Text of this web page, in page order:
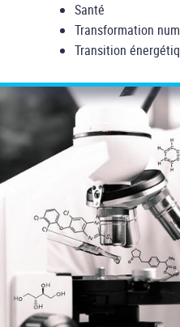
Santé
Transformation
Transition